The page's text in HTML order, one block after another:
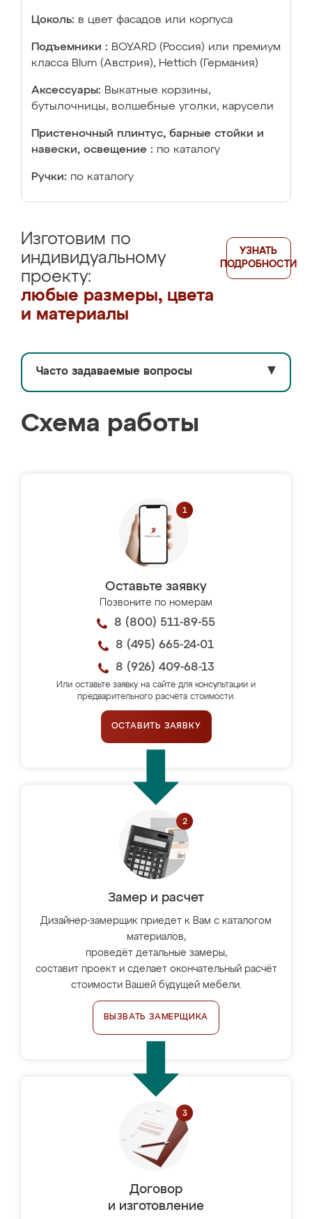
Цоколь: в цвет фасадов или корпуса
Подъемники : BOYARD (Россия) или премиум
класса Blum (Австрия), Hettich (Германия)
Аксессуары: Выкатные корзины,
бутылочницы, волшебные уголки, карусели
Пристеночный плинтус, барные стойки и
навески, освещение : по каталогу
Ручки: по каталогу
Изготовим по
индивидуальному
проекту:
любые размеры, цвета
и материалы
УЗНАТЬ
ПОДРОБНОСТИ
Часто задаваемые вопросы ▼
Схема работы
Оставьте заявку
Позвоните по номерам
8 (800) 511-89-55
8 (495) 665-24-01
8 (926) 409-68-13
Или оставьте заявку на сайте для консультации и
предварительного расчёта стоимости.
ОСТАВИТЬ ЗАЯВКУ
Замер и расчет
Дизайнер-замерщик приедет к Вам с каталогом
материалов,
проведёт детальные замеры,
составит проект и сделает окончательный расчёт
стоимости Вашей будущей мебели.
ВЫЗВАТЬ ЗАМЕРЩИКА
Договор
и изготовление